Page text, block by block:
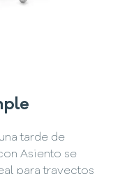
tarde de
Asiento se
para trayectos